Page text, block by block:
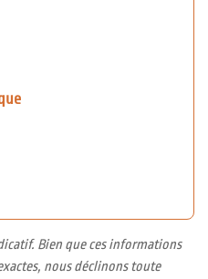
Bien que ces informations
nous déclinons toute